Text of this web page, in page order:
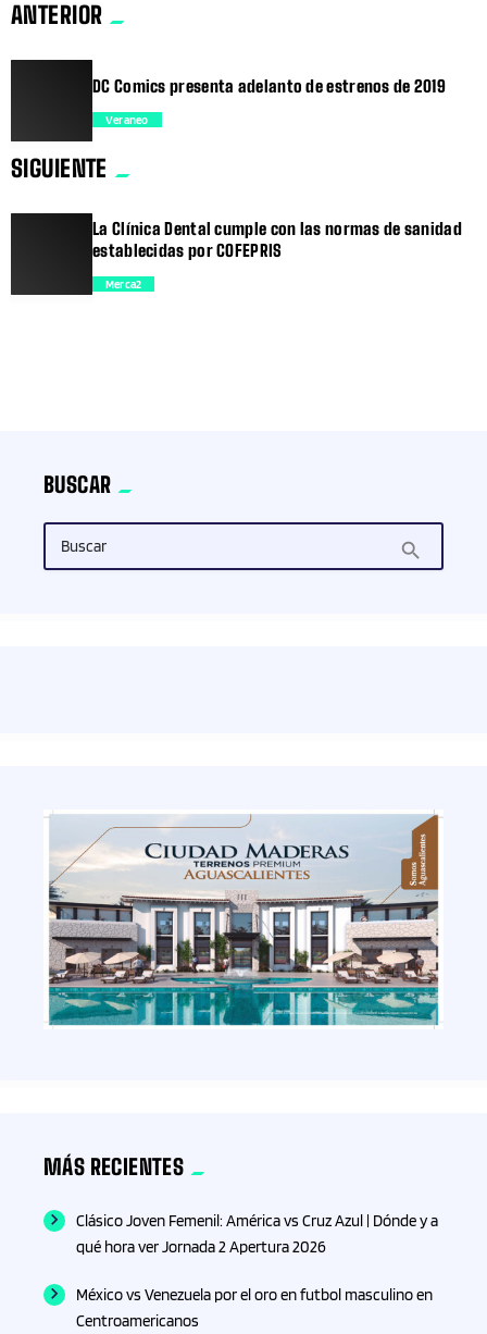
ANTERIOR
trending_flat
DC Comics presenta adelanto de estrenos de 2019
Veraneo
SIGUIENTE
La Clínica Dental cumple con las normas de sanidad
establecidas por COFEPRIS
Merca2
BUSCAR
Buscar search
MÁS RECIENTES
Clásico Joven Femenil: América vs Cruz Azul | Dónde y a
qué hora ver Jornada 2 Apertura 2026
México vs Venezuela por el oro en futbol masculino en
Centroamericanos